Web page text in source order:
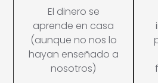
El dinero se
aprende en casa
(aunque no nos lo
hayan enseñado a
nosotros)